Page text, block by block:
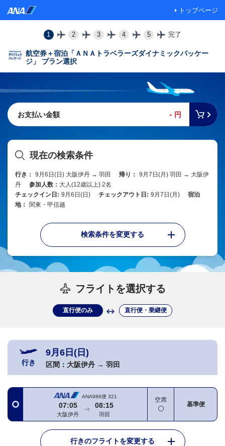
トップページ
1 2 3 4 5 完了
航空券＋宿泊「ＡＮＡトラベラーズダイナミックパッケー
ジ」 プラン選択
お支払い金額 - 円
現在の検索条件
行き： 9月6日(日) 大阪伊丹 → 羽田 帰り： 9月7日(月) 羽田 → 大阪伊
丹
参加人数： 大人(12歳以上) 2名
チェックイン日: 9月6日(日) チェックアウト日: 9月7日(月)
宿泊
地：
関東・甲信越
検索条件を変更する
フライトを選択する
直行便のみ 直行便・乗継便
行き
9月6日(日)
区間： 大阪伊丹 → 羽田
ANA986便 321
07:05
大阪伊丹
08:15
羽田
空席
基準便
行きのフライトを変更する